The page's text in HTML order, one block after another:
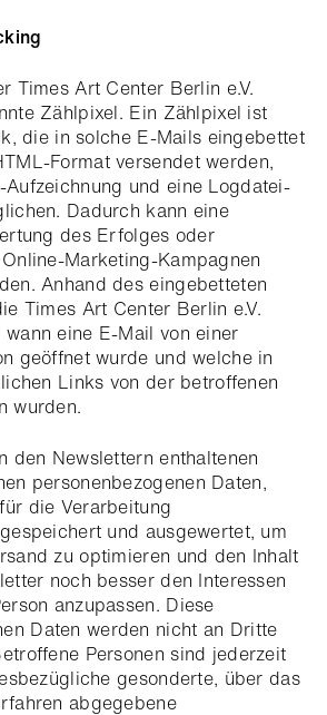
Times Art Center Berlin e.V.
Zählpixel. Ein Zählpixel ist
die in solche E-Mails eingebettet
Format versendet werden,
und eine Logdatei-
Dadurch kann eine
des Erfolges oder
Marketing-Kampagnen
Anhand des eingebetteten
Times Art Center Berlin e.V.
eine E-Mail von einer
geöffnet wurde und welche in
Links von der betroffenen
wurden.
den Newslettern enthaltenen
personenbezogenen Daten,
die Verarbeitung
und ausgewertet, um
zu optimieren und den Inhalt
noch besser den Interessen
anzupassen. Diese
Daten werden nicht an Dritte
Personen sind jederzeit
gesonderte, über das
abgegebene